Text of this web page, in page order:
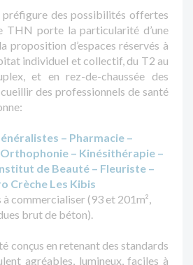
des possibilités offertes
THN porte la particularité d’une
proposition d’espaces réservés à
individuel et collectif, du T2 au
et en rez-de-chaussée des
des professionnels de santé
– Pharmacie –
– Kinésithérapie –
de Beauté – Fleuriste –
Crèche Les Kibis
commercialiser (93 et 201m²,
brut de béton).
conçus en retenant des standards
agréables, lumineux, faciles à